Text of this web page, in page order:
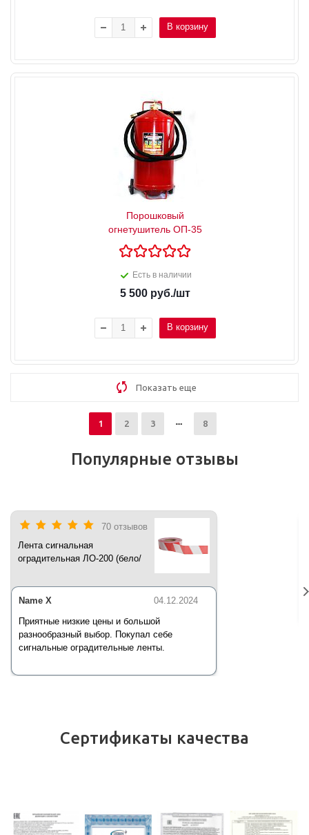
В корзину
Порошковый
огнетушитель ОП-35
Есть в наличии
5 500руб./шт
В корзину
Показать еще
1 2 3 8
Популярные отзывы
70 отзывов
Лента сигнальная
оградительная ЛО-200 (бело/
04.12.2024
Name X
Приятные низкие цены и большой
разнообразный выбор. Покупал себе
сигнальные оградительные ленты.
Сертификаты качества